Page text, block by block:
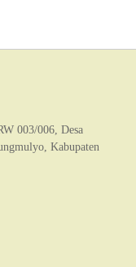
003/006, Desa
Kabupaten